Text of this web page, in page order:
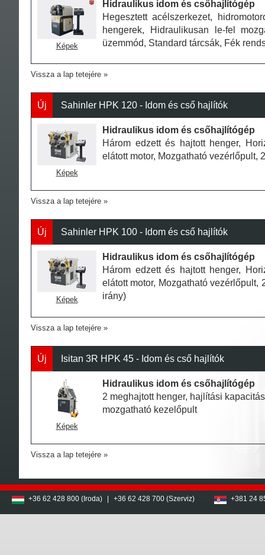
Képek
Hidraulikus idom és csőhajlítógép
Hegesztett acélszerkezet,
hengerek, Hidraulikusan le-fel
üzemmód, Standard tárcsák, Fék
Vissza a lap tetejére
Új Sahinler HPK 120 - Idom és cső hajlítók
Képek
Hidraulikus idom és csőhajlítógép
Három edzett és hajtott henger,
elátott motor, Mozgatható
Vissza a lap tetejére
Új Sahinler HPK 100 - Idom és cső hajlítók
Képek
Hidraulikus idom és csőhajlítógép
Három edzett és hajtott henger,
elátott motor, Mozgatható
irány)
Vissza a lap tetejére
Új Isitan 3R HPK 45 - Idom és cső hajlítók
Képek
Hidraulikus idom és csőhajlítógép
2 meghajtott henger, hajlítási
mozgatható kezelőpult
Vissza a lap tetejére
+36 62 428 800 (Iroda) +36 62 428 700 (Szerviz) +381 24